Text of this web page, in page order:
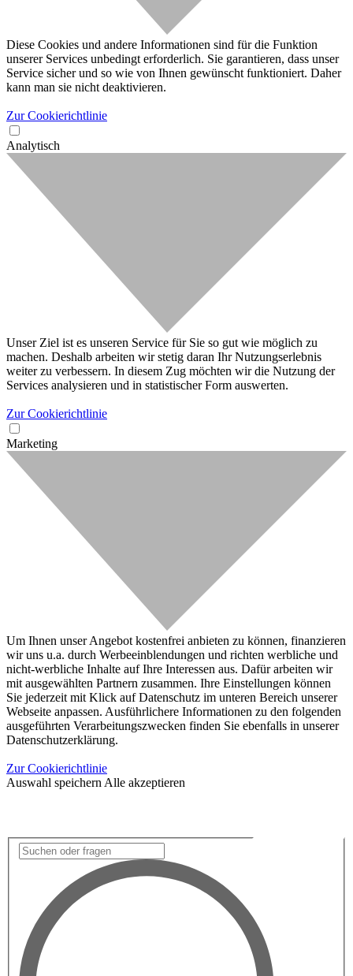
Diese Cookies und andere Informationen sind für die Funktion
unserer Services unbedingt erforderlich. Sie garantieren, dass unser
Service sicher und so wie von Ihnen gewünscht funktioniert. Daher
kann man sie nicht deaktivieren.
Zur Cookierichtlinie
Analytisch
Unser Ziel ist es unseren Service für Sie so gut wie möglich zu
machen. Deshalb arbeiten wir stetig daran Ihr Nutzungserlebnis
weiter zu verbessern. In diesem Zug möchten wir die Nutzung der
Services analysieren und in statistischer Form auswerten.
Zur Cookierichtlinie
Marketing
Um Ihnen unser Angebot kostenfrei anbieten zu können, finanzieren
wir uns u.a. durch Werbeeinblendungen und richten werbliche und
nicht-werbliche Inhalte auf Ihre Interessen aus. Dafür arbeiten wir
mit ausgewählten Partnern zusammen. Ihre Einstellungen können
Sie jederzeit mit Klick auf Datenschutz im unteren Bereich unserer
Webseite anpassen. Ausführlichere Informationen zu den folgenden
ausgeführten Verarbeitungszwecken finden Sie ebenfalls in unserer
Datenschutzerklärung.
Zur Cookierichtlinie
Auswahl speichern Alle akzeptieren